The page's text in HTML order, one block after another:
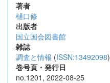
著者
樋口修
出版者
国立国会図書館
雑誌
調査と情報 (ISSN:13492098)
巻号頁・発行日
no.1201, 2022-08-25